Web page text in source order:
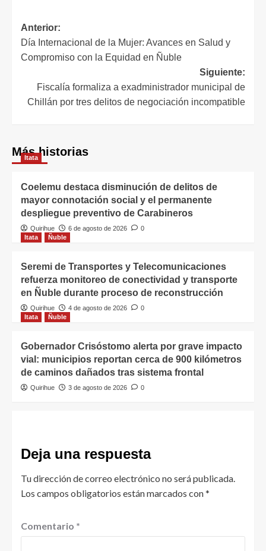
Anterior:
Día Internacional de la Mujer: Avances en Salud y
Compromiso con la Equidad en Ñuble
Siguiente:
Fiscalía formaliza a exadministrador municipal de
Chillán por tres delitos de negociación incompatible
Más historias
Itata
Coelemu destaca disminución de delitos de
mayor connotación social y el permanente
despliegue preventivo de Carabineros
Quirihue 6 de agosto de 2026
0
Itata
Ñuble
Seremi de Transportes y Telecomunicaciones
refuerza monitoreo de conectividad y transporte
en Ñuble durante proceso de reconstrucción
Quirihue 4 de agosto de 2026
0
Itata
Ñuble
Gobernador Crisóstomo alerta por grave impacto
vial: municipios reportan cerca de 900 kilómetros
de caminos dañados tras sistema frontal
Quirihue 3 de agosto de 2026 0
Deja una respuesta
Tu dirección de correo electrónico no será publicada.
Los campos obligatorios están marcados con*
Comentario *